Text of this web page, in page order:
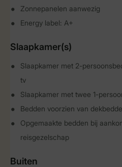
Zonnepanelen aanwezig
Energy label: A+
Slaapkamer(s)
Slaapkamer met 2-
tv
Slaapkamer met twee 1-
Bedden voorzien van
Opgemaakte bedden bij
reisgezelschap
Buiten